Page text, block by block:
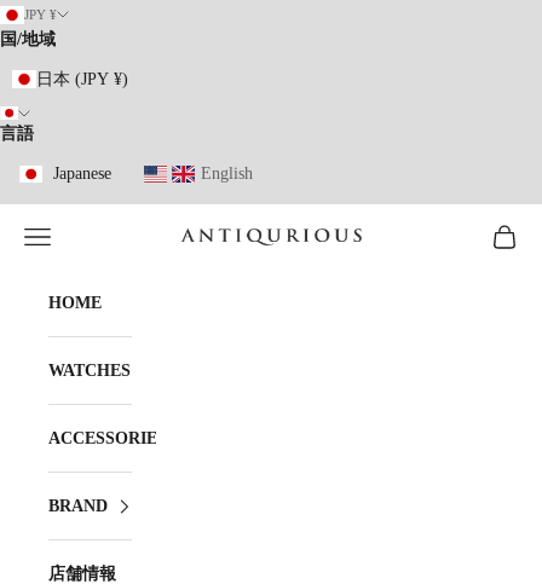
コンテンツへスキップ
JPY ¥
国/地域
日本 (JPY ¥)
言語
Japanese English
ANTIQURIOUS
メニューを開く カー
HOME
WATCHES
ACCESSORIES
BRAND
店舗情報